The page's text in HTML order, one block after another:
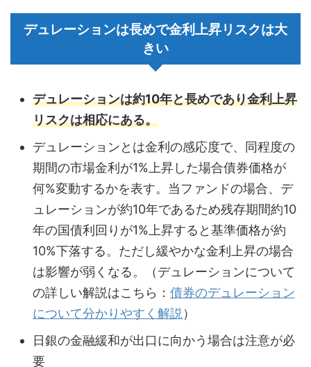
デュレーションは長めで金利上昇リスクは大
きい
デュレーションは約10年と長めであり金利上昇
リスクは相応にある。
デュレーションとは金利の感応度で、同程度の
期間の市場金利が1%上昇した場合債券価格が
何%変動するかを表す。当ファンドの場合、デ
ュレーションが約10年であるため残存期間約10
年の国債利回りが1%上昇すると基準価格が約
10%下落する。ただし緩やかな金利上昇の場合
は影響が弱くなる。（デュレーションについて
の詳しい解説はこちら： 債券のデュレーション
について分かりやすく解説 ）
日銀の金融緩和が出口に向かう場合は注意が必
要